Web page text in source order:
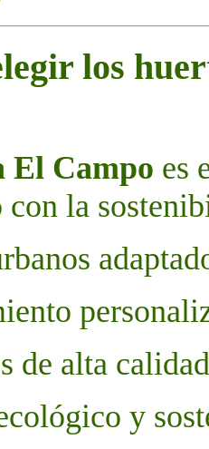
los
El Campo es
con la
de alta calidad
y